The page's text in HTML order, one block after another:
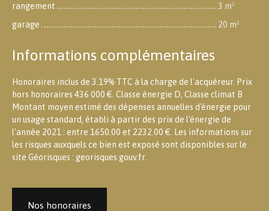
rangement
3 m²
garage
20 m²
Informations complémentaires
Honoraires inclus de 3.19% TTC à la charge de l'acquéreur. Prix
hors honoraires 436 000 €. Classe énergie D, Classe climat B
Montant moyen estimé des dépenses annuelles d'énergie pour
un usage standard, établi à partir des prix de l'énergie de
l'année 2021 : entre 1650.00 et 2232.00 €. Les informations sur
les risques auxquels ce bien est exposé sont disponibles sur le
site Géorisques : georisques.gouv.fr.
Nos honoraires